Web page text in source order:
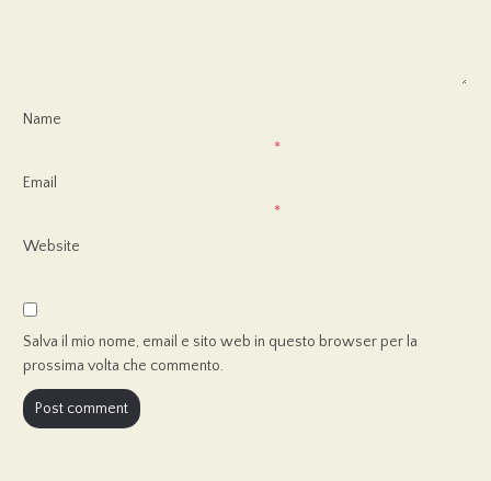
Name
*
Email
*
Website
Salva il mio nome, email e sito web in questo browser per la
prossima volta che commento.